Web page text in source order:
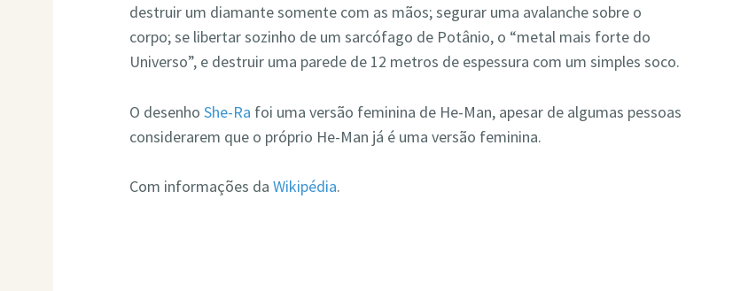
destruir um diamante somente com as mãos; segurar uma avalanche sobre o
corpo; se libertar sozinho de um sarcófago de Potânio, o “metal mais forte do
Universo”, e destruir uma parede de 12 metros de espessura com um simples soco.
O desenhoShe-Ra foi uma versão feminina de He-Man, apesar de algumas pessoas
considerarem que o próprio He-Man já é uma versão feminina.
Com informações daWikipédia.